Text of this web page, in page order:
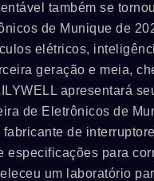
também se
de Munique de
elétricos,
geração e meia,
apresentará
de Eletrônicos de
de
especificações para
um laboratório